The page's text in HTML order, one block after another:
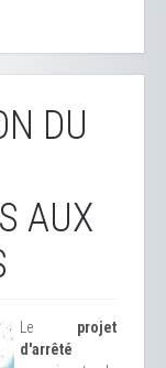
DU
AUX
Le projet
d'arrêté